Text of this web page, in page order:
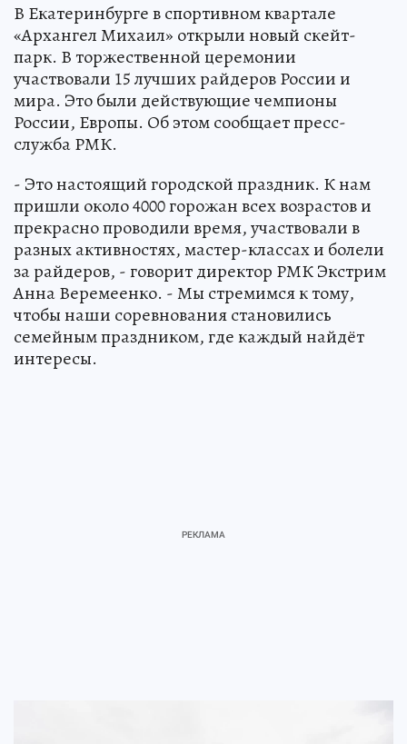
В Екатеринбурге в спортивном квартале
«Архангел Михаил» открыли новый скейт-
парк. В торжественной церемонии
участвовали 15 лучших райдеров России и
мира. Это были действующие чемпионы
России, Европы. Об этом сообщает пресс-
служба РМК.
- Это настоящий городской праздник. К нам
пришли около 4000 горожан всех возрастов и
прекрасно проводили время, участвовали в
разных активностях, мастер-классах и болели
за райдеров, - говорит директор РМК Экстрим
Анна Веремеенко. - Мы стремимся к тому,
чтобы наши соревнования становились
семейным праздником, где каждый найдёт
интересы.